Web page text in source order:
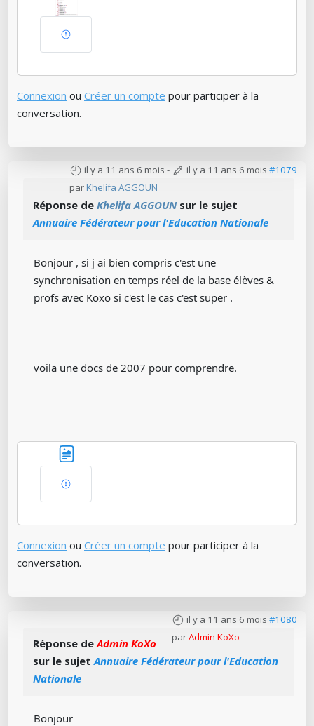
Connexion ou Créer un compte pour participer à la
conversation.
il y a 11 ans 6 mois - il y a 11 ans 6 mois #1079
par Khelifa AGGOUN
Réponse de Khelifa AGGOUNsur le sujet
Annuaire Fédérateur pour l'Education Nationale
Bonjour , si j ai bien compris c'est une
synchronisation en temps réel de la base élèves &
profs avec Koxo si c'est le cas c'est super .
voila une docs de 2007 pour comprendre.
Connexion ou Créer un compte pour participer à la
conversation.
il y a 11 ans 6 mois #1080
parAdmin KoXo
Réponse deAdmin KoXo
sur le sujet Annuaire Fédérateur pour l'Education
Nationale
Bonjour